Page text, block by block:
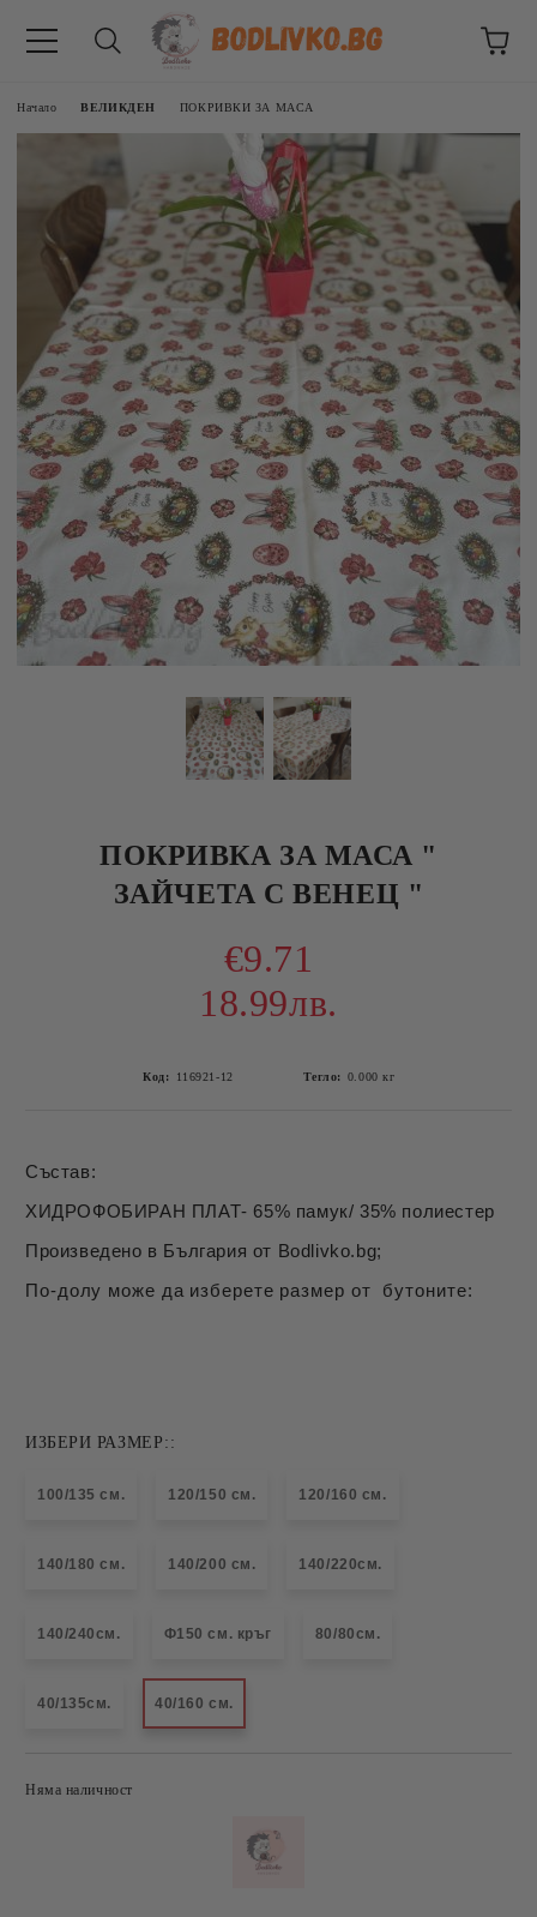
Начало ВЕЛИКДЕН ПОКРИВКИ ЗА МАСА
ПОКРИВКА ЗА МАСА "
ЗАЙЧЕТА С ВЕНЕЦ "
€9.71
18.99лв.
Код: 116921-12 Тегло: 0.000 кг
Състав:
ХИДРОФОБИРАН ПЛАТ- 65% памук/ 35% полиестер
Произведено в България от Bodlivko.bg;
По-долу може да изберете размер от бутоните:
ИЗБЕРИ РАЗМЕР::
100/135 см. 120/150 см. 120/160 см.
140/180 см. 140/200 см. 140/220см.
140/240см. Ф150 см. кръг 80/80см.
40/135см. 40/160 см.
Няма наличност